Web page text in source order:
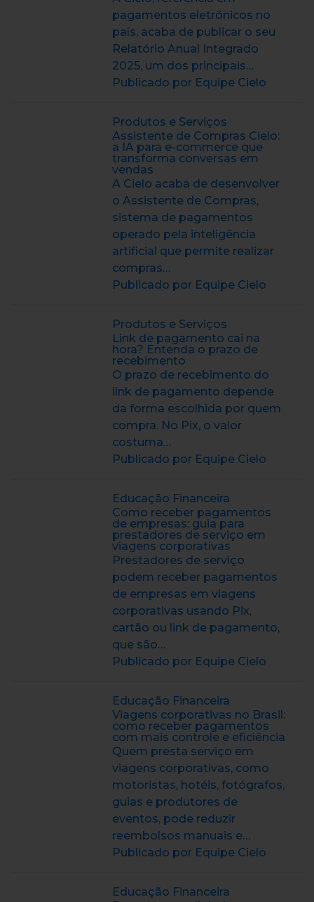
pagamentos eletrônicos no
país, acaba de publicar o seu
Relatório Anual Integrado
2025, um dos principais…
Publicado por Equipe Cielo
Produtos e Serviços
Assistente de Compras Cielo:
a IA para e-commerce que
transforma conversas em
vendas
A Cielo acaba de desenvolver
o Assistente de Compras,
sistema de pagamentos
operado pela inteligência
artificial que permite realizar
compras…
Publicado por Equipe Cielo
Produtos e Serviços
Link de pagamento cai na
hora? Entenda o prazo de
recebimento
O prazo de recebimento do
link de pagamento depende
da forma escolhida por quem
compra. No Pix, o valor
costuma…
Publicado por Equipe Cielo
Educação Financeira
Como receber pagamentos
de empresas: guia para
prestadores de serviço em
viagens corporativas
Prestadores de serviço
podem receber pagamentos
de empresas em viagens
corporativas usando Pix,
cartão ou link de pagamento,
que são…
Publicado por Equipe Cielo
Educação Financeira
Viagens corporativas no Brasil:
como receber pagamentos
com mais controle e eficiência
Quem presta serviço em
viagens corporativas, como
motoristas, hotéis, fotógrafos,
guias e produtores de
eventos, pode reduzir
reembolsos manuais e…
Publicado por Equipe Cielo
Educação Financeira